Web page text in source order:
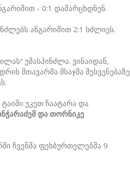
- 0:1 დამარცხდნენ.
ანგარიშით 2:1 სძლიეს.
უმასპინძლა. ვინაიდან,
მთავარმა მსაჯმა შესვენებაზე
უკეთ ჩაატარა და
და თორნიკე
ჩვენმა ფეხბურთელებმა 9